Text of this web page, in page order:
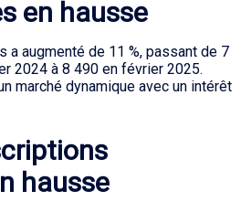
en hausse
a augmenté de 11 %, passant de 7
2024 à 8 490 en février 2025.
marché dynamique avec un intérêt
hausse